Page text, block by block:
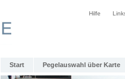
Hilfe
Start Pegelauswahl über Karte